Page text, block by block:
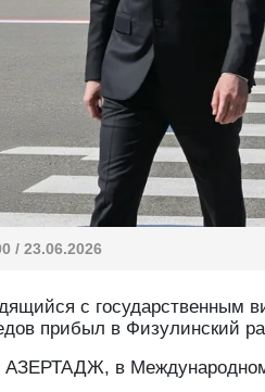
/ 23.06.2026
с государственным
прибыл в Физулинский
АЗЕРТАДЖ, в